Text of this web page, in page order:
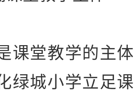
堂教学的主体
绿城小学立足